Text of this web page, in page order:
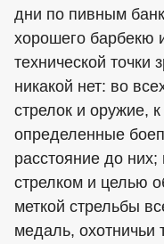
дни по пивным
хорошего барбекю
технической точки
никакой нет: во
стрелок и оружие,
определенные
расстояние до
стрелком и целью
меткой стрельбы
медаль,